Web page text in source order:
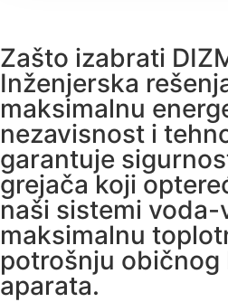
Zašto izabrati
Inženjerska
maksimalnu
nezavisnost i
garantuje
grejača koji
naši sistemi
maksimalnu
potrošnju običnog
aparata.